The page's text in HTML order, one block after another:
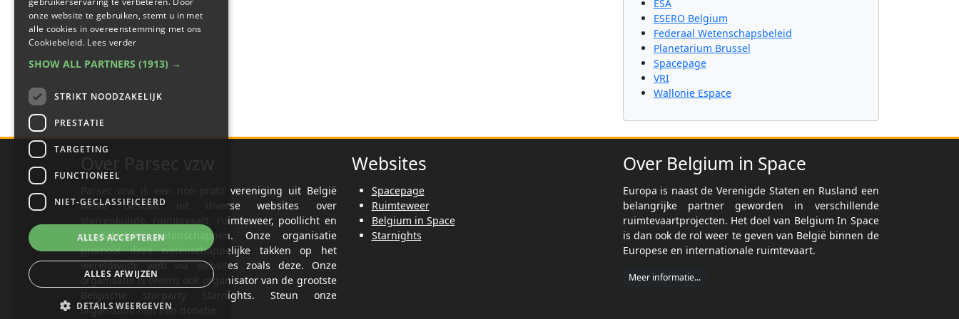
ESA
ESERO Belgium
Federaal Wetenschapsbeleid
Planetarium Brussel
Spacepage
VRI
Wallonie Espace
Parsec vzw is een non-profit vereniging uit België
welke bestaat uit diverse websites over
sterrenkunde, ruimtevaart, ruimteweer, poollicht en
gerelateerde wetenschappen. Onze organisatie
promoot deze wetenschappelijke takken op het
wereldwijde web via websites zoals deze. Onze
organisatie is tevens ook organisator van de grootste
Belgische starparty Starnights. Steun onze
organisatie met een donatie.
Websites
Spacepage
Ruimteweer
Belgium in Space
Starnights
Over Belgium in Space
Europa is naast de Verenigde Staten en Rusland een
belangrijke partner geworden in verschillende
ruimtevaartprojecten. Het doel van Belgium In Space
is dan ook de rol weer te geven van België binnen de
Europese en internationale ruimtevaart.
Meer informatie...
onze website te gebruiken, stemt u in met
alle cookies in overeenstemming met ons
Cookiebeleid. Lees verder
SHOW ALL PARTNERS (1913) →
STRIKT NOODZAKELIJK
PRESTATIE
TARGETING
FUNCTIONEEL
NIET-GECLASSIFICEERD
ALLES ACCEPTEREN
ALLES AFWIJZEN
DETAILS WEERGEVEN